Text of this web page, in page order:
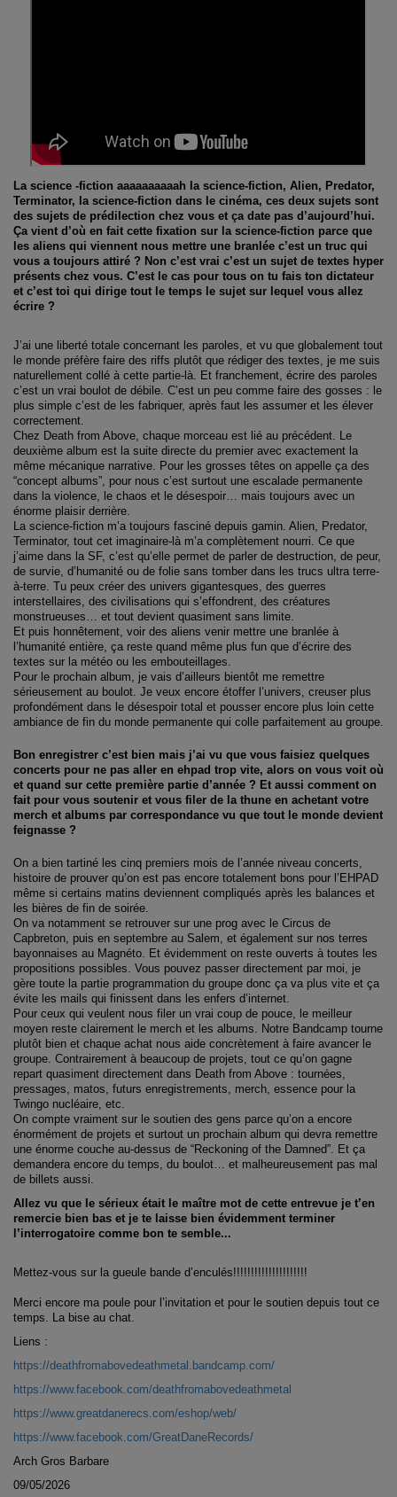
La science -fiction aaaaaaaaaah la science-fiction, Alien, Predator,
Terminator, la science-fiction dans le cinéma, ces deux sujets sont
des sujets de prédilection chez vous et ça date pas d’aujourd’hui.
Ça vient d’où en fait cette fixation sur la science-fiction parce que
les aliens qui viennent nous mettre une branlée c’est un truc qui
vous a toujours attiré ? Non c’est vrai c’est un sujet de textes hyper
présents chez vous. C’est le cas pour tous on tu fais ton dictateur
et c’est toi qui dirige tout le temps le sujet sur lequel vous allez
écrire ?
J’ai une liberté totale concernant les paroles, et vu que globalement tout
le monde préfère faire des riffs plutôt que rédiger des textes, je me suis
naturellement collé à cette partie-là. Et franchement, écrire des paroles
c’est un vrai boulot de débile. C’est un peu comme faire des gosses : le
plus simple c’est de les fabriquer, après faut les assumer et les élever
correctement.
Chez Death from Above, chaque morceau est lié au précédent. Le
deuxième album est la suite directe du premier avec exactement la
même mécanique narrative. Pour les grosses têtes on appelle ça des
“concept albums”, pour nous c’est surtout une escalade permanente
dans la violence, le chaos et le désespoir… mais toujours avec un
énorme plaisir derrière.
La science-fiction m’a toujours fasciné depuis gamin. Alien, Predator,
Terminator, tout cet imaginaire-là m’a complètement nourri. Ce que
j’aime dans la SF, c’est qu’elle permet de parler de destruction, de peur,
de survie, d’humanité ou de folie sans tomber dans les trucs ultra terre-
à-terre. Tu peux créer des univers gigantesques, des guerres
interstellaires, des civilisations qui s’effondrent, des créatures
monstrueuses… et tout devient quasiment sans limite.
Et puis honnêtement, voir des aliens venir mettre une branlée à
l’humanité entière, ça reste quand même plus fun que d’écrire des
textes sur la météo ou les embouteillages.
Pour le prochain album, je vais d’ailleurs bientôt me remettre
sérieusement au boulot. Je veux encore étoffer l’univers, creuser plus
profondément dans le désespoir total et pousser encore plus loin cette
ambiance de fin du monde permanente qui colle parfaitement au groupe.
Bon enregistrer c’est bien mais j’ai vu que vous faisiez quelques
concerts pour ne pas aller en ehpad trop vite, alors on vous voit où
et quand sur cette première partie d’année ? Et aussi comment on
fait pour vous soutenir et vous filer de la thune en achetant votre
merch et albums par correspondance vu que tout le monde devient
feignasse ?
On a bien tartiné les cinq premiers mois de l’année niveau concerts,
histoire de prouver qu’on est pas encore totalement bons pour l’EHPAD
même si certains matins deviennent compliqués après les balances et
les bières de fin de soirée.
On va notamment se retrouver sur une prog avec le Circus de
Capbreton, puis en septembre au Salem, et également sur nos terres
bayonnaises au Magnéto. Et évidemment on reste ouverts à toutes les
propositions possibles. Vous pouvez passer directement par moi, je
gère toute la partie programmation du groupe donc ça va plus vite et ça
évite les mails qui finissent dans les enfers d’internet.
Pour ceux qui veulent nous filer un vrai coup de pouce, le meilleur
moyen reste clairement le merch et les albums. Notre Bandcamp tourne
plutôt bien et chaque achat nous aide concrètement à faire avancer le
groupe. Contrairement à beaucoup de projets, tout ce qu’on gagne
repart quasiment directement dans Death from Above : tournées,
pressages, matos, futurs enregistrements, merch, essence pour la
Twingo nucléaire, etc.
On compte vraiment sur le soutien des gens parce qu’on a encore
énormément de projets et surtout un prochain album qui devra remettre
une énorme couche au-dessus de “Reckoning of the Damned”. Et ça
demandera encore du temps, du boulot… et malheureusement pas mal
de billets aussi.
Allez vu que le sérieux était le maître mot de cette entrevue je t’en
remercie bien bas et je te laisse bien évidemment terminer
l’interrogatoire comme bon te semble...
Mettez-vous sur la gueule bande d’enculés!!!!!!!!!!!!!!!!!!!!!
Merci encore ma poule pour l’invitation et pour le soutien depuis tout ce
temps. La bise au chat.
Liens :
https://deathfromabovedeathmetal.bandcamp.com/
https://www.facebook.com/deathfromabovedeathmetal
https://www.greatdanerecs.com/eshop/web/
https://www.facebook.com/GreatDaneRecords/
Arch Gros Barbare
09/05/2026